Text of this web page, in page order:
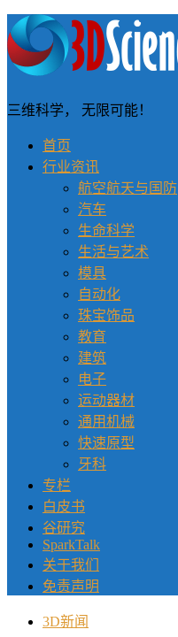
三维科学， 无限可能！
首页
行业资讯
航空航天与国防
汽车
生命科学
生活与艺术
模具
自动化
珠宝饰品
教育
建筑
电子
运动器材
通用机械
快速原型
牙科
专栏
白皮书
谷研究
SparkTalk
关于我们
免责声明
3D新闻